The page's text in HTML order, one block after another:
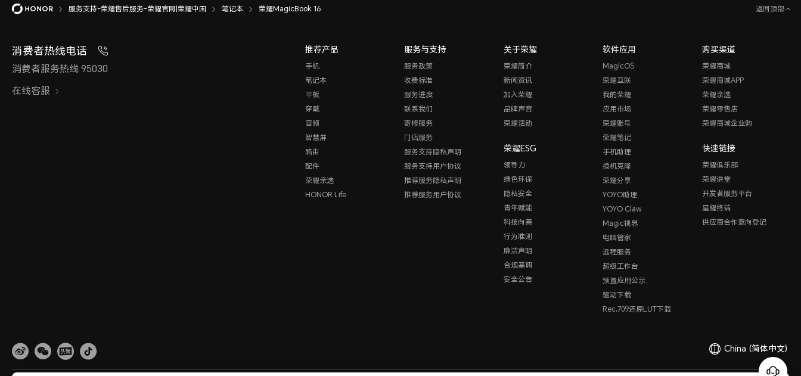
服务支持-荣耀售后服务-荣耀官网|荣耀中国 笔记本 荣耀MagicBook 16 返回顶部
消费者热线电话
消费者服务热线 95030
在线客服
推荐产品
手机
笔记本
平板
穿戴
音频
智慧屏
路由
配件
荣耀亲选
HONOR Life
服务与支持
服务政策
收费标准
服务进度
联系我们
寄修服务
门店服务
服务支持隐私声明
服务支持用户协议
推荐服务隐私声明
推荐服务用户协议
关于荣耀
荣耀简介
新闻资讯
加入荣耀
品牌声音
荣耀活动
荣耀ESG
领导力
绿色环保
隐私安全
青年赋能
科技向善
行为准则
廉洁声明
合规基调
安全公告
软件应用
MagicOS
荣耀互联
我的荣耀
应用市场
荣耀账号
荣耀笔记
手机助理
换机克隆
荣耀分享
YOYO助理
YOYO Claw
Magic视界
电脑管家
远程服务
超级工作台
预置应用公示
驱动下载
Rec.709还原LUT下载
购买渠道
荣耀商城
荣耀商城APP
荣耀亲选
荣耀零售店
荣耀商城企业购
快速链接
荣耀俱乐部
荣耀讲堂
开发者服务平台
星耀终端
供应商合作意向登记
China (简体中文)